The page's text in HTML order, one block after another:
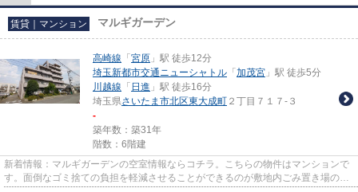
賃貸｜マンション マルギガーデン
高崎線 「 宮原 」駅 徒歩12分
埼玉新都市交通ニューシャトル 「 加茂宮 」駅 徒歩5分
川越線 「 日進 」駅 徒歩16分
埼玉県さいたま市北区東大成町 ２丁目７１７-３
-
築年数：築31年
階数：6階建
新着情報：マルギガーデンの空室情報ならコチラ。こちらの物件はマンションで
す。面倒なゴミ捨ての負担を軽減させることができるのが敷地内ごみ置き場の魅